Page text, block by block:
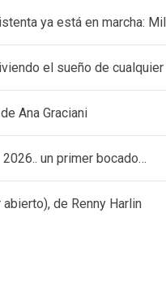
ya está en marcha:
el sueño de
Ana Graciani
un primer bocado…
abierto), de Renny Harlin